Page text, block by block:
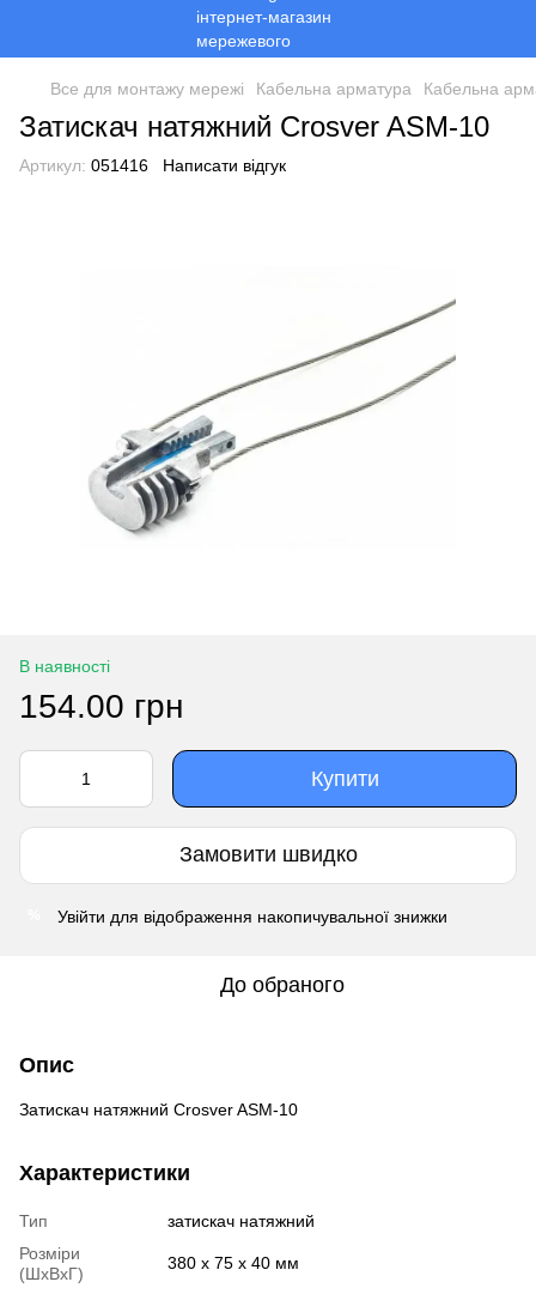
Все для монтажу мережі Кабельна арматура Кабельна
Затискач натяжний Crosver ASM-10
Артикул: 051416 Написати відгук
В наявності
154.00 грн
Купити
Замовити швидко
Увійти для відображення накопичувальної знижки
До обраного
Опис
Затискач натяжний Crosver ASM-10
Характеристики
Тип
затискач натяжний
Розміри
(ШxВxГ)
380 х 75 х 40 мм